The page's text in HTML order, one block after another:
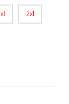
xl 2xl